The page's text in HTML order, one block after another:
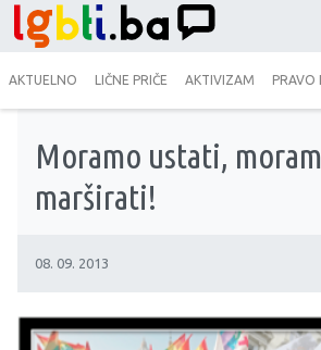
AKTUELNO LIČNE PRIČE AKTIVIZAM PRAVO
Moramo ustati,
marširati!
08. 09. 2013